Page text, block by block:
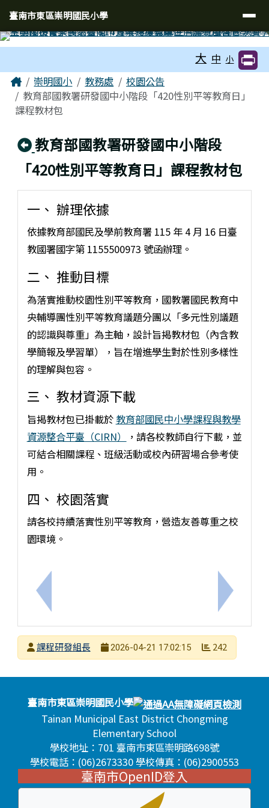
臺南市東區崇明國民小學
導覽列
臺南市東區崇明國民小學
大 中 小
主內容區域
Home崇明國小 教務處
校園公告
教育部國教署研發國中小階段「420性別平等教育日」
課程教材包
回上頁
教育部國教署研發國中小階段
「420性別平等教育日」課程教材包
上一筆：PaGamO素養學習團隊辦理「投出素養超
一、 辦理依據
依據教育部國民及學前教育署 115 年 4 月 16 日臺
教國署國字第 1155500973 號函辦理。
二、 推動目標
為落實推動校園性別平等教育，國教署國民教育中
央輔導團性別平等教育議題分團以「多元性別議題
的認識與尊重」為主軸，設計旨揭教材包（內含教
學簡報及學習單），旨在增進學生對於性別多樣性
的理解與包容。
三、 教材資源下載
旨揭教材包已掛載於 教育部國民中小學課程與教學
資源整合平臺（CIRN）
，請各校教師自行下載，並
可結合相關課程、班級活動或校內研習場合參考使
用。
四、 校園落實
請各校持續落實性別平等教育，營造友善尊重之校
園環境。
下一筆：
發布者
課程研發組長
2026-04-21 17:02:15 242
頁尾區域
頁尾區域內容
臺南市東區崇明國民小學
Tainan Municipal East District Chongming
Elementary School
學校地址：701 臺南市東區崇明路698號
學校電話：(06)2673330 學校傳真：(06)2900553
臺南市OpenID登入